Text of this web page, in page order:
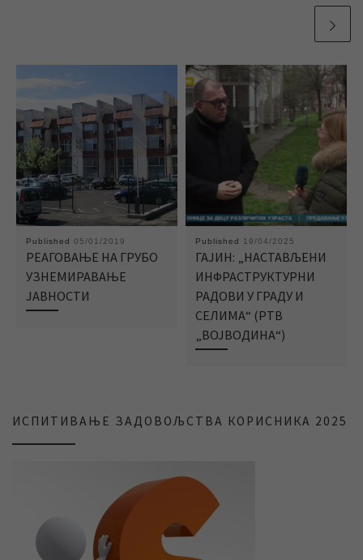
Published 05/01/2019
РЕАГОВАЊЕ НА ГРУБО
УЗНЕМИРАВАЊЕ
ЈАВНОСТИ
Published 19/04/2025
ГАЈИН: „НАСТАВЉЕНИ
ИНФРАСТРУКТУРНИ
РАДОВИ У ГРАДУ И
СЕЛИМА“ (РТВ
„ВОЈВОДИНА“)
ИСПИТИВАЊЕ ЗАДОВОЉСТВА КОРИСНИКА 2025